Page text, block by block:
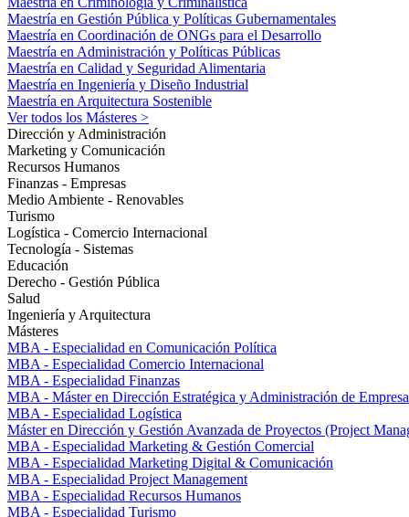
Maestría en Gestión Pública y Políticas Gubernamentales
Maestría en Coordinación de ONGs para el Desarrollo
Maestría en Administración y Políticas Públicas
Maestría en Calidad y Seguridad Alimentaria
Maestría en Ingeniería y Diseño Industrial
Maestría en Arquitectura Sostenible
Ver todos los Másteres >
Dirección y Administración
Marketing y Comunicación
Recursos Humanos
Finanzas - Empresas
Medio Ambiente - Renovables
Turismo
Logística - Comercio Internacional
Tecnología - Sistemas
Educación
Derecho - Gestión Pública
Salud
Ingeniería y Arquitectura
Másteres
MBA - Especialidad en Comunicación Política
MBA - Especialidad Comercio Internacional
MBA - Especialidad Finanzas
MBA - Máster en Dirección Estratégica y Administración de
MBA - Especialidad Logística
Máster en Dirección y Gestión Avanzada de Proyectos (Project
MBA - Especialidad Marketing & Gestión Comercial
MBA - Especialidad Marketing Digital & Comunicación
MBA - Especialidad Project Management
MBA - Especialidad Recursos Humanos
MBA - Especialidad Turismo